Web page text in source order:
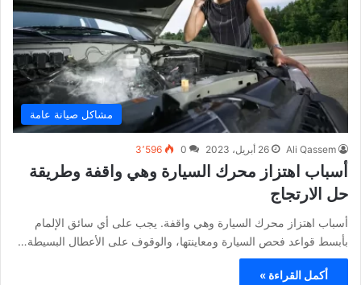
مشاكل صيانة عامة
Ali Qassem 26 أبريل، 2023 0 3٬596
أسباب اهتزاز محرك السيارة وهي واقفة وطريقة
حل الارتجاج
أسباب اهتزاز محرك السيارة وهي واقفة. يجب على أي سائق الإلمام
بأبسط قواعد فحص السيارة ومعاينتها، والوقوف على الأعطال البسيطة…
أكمل القراءة »